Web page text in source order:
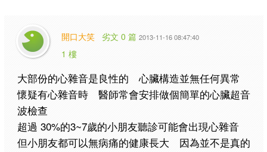
開口大笑 劣文 0 篇 2013-11-16 08:47:40
1 樓
大部份的心雜音是良性的 心臟構造並無任何異常
懷疑有心雜音時 醫師常會安排做個簡單的心臟超音
波檢查
超過 30%的3~7歲的小朋友聽診可能會出現心雜音
但小朋友都可以無病痛的健康長大 因為並不是真的